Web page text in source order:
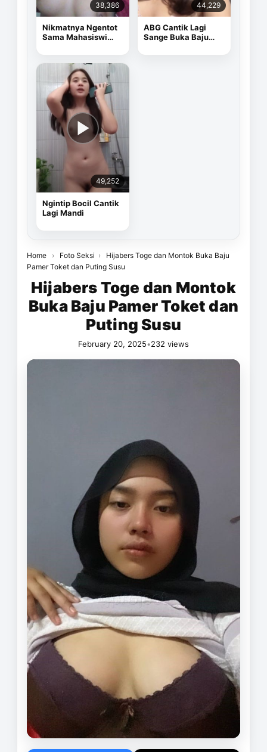
38,386
Nikmatnya Ngentot
Sama Mahasiswi
44,229
ABG Cantik Lagi
Sange Buka Baju
49,252
Ngintip Bocil Cantik
Lagi Mandi
Home › Foto Seksi ›
Hijabers Toge dan Montok Buka Baju
Pamer Toket dan Puting Susu
Hijabers Toge dan Montok
Buka Baju Pamer Toket dan
Puting Susu
February 20, 2025•232 views